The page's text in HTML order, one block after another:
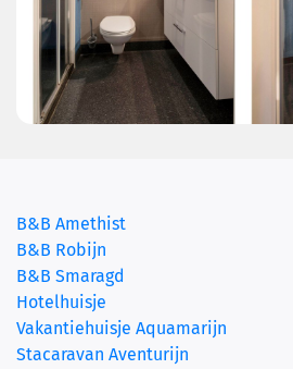
B&B Amethist
B&B Robijn
B&B Smaragd
Hotelhuisje
Vakantiehuisje Aquamarijn
Stacaravan Aventurijn